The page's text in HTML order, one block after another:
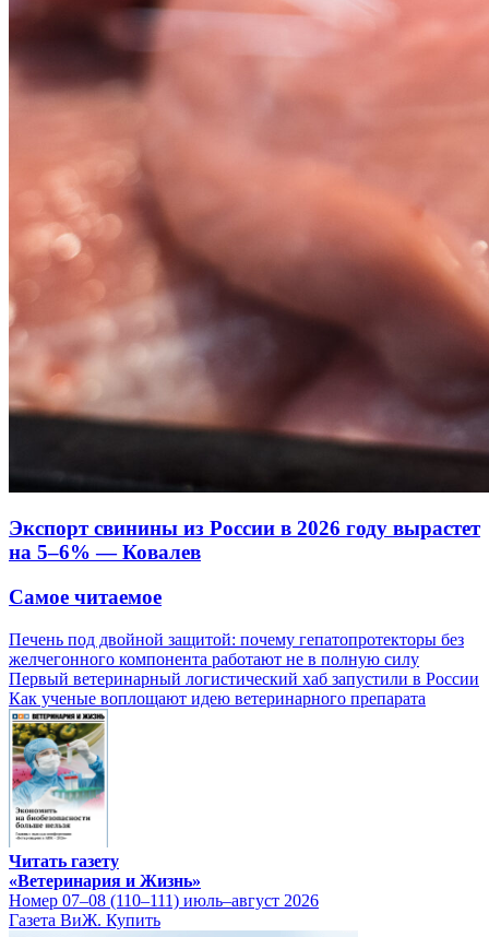
Экспорт свинины из России в 2026 году вырастет
на 5–6% — Ковалев
Самое читаемое
Печень под двойной защитой: почему гепатопротекторы без
желчегонного компонента работают не в полную силу
Первый ветеринарный логистический хаб запустили в России
Как ученые воплощают идею ветеринарного препарата
Читать газету
«Ветеринария и Жизнь»
Номер 07–08 (110–111) июль–август 2026
Газета ВиЖ. Купить